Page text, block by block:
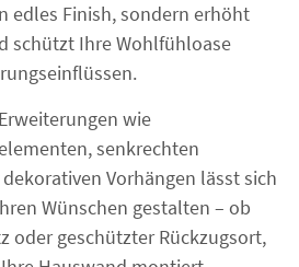
edles Finish, sondern erhöht
schützt Ihre Wohlfühloase
wie
senkrechten
Vorhängen lässt sich
Wünschen gestalten – ob
oder geschützter Rückzugsort,